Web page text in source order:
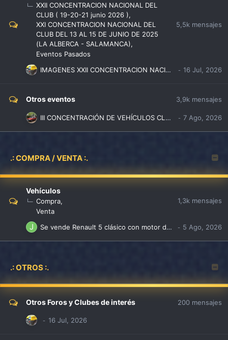
XXII CONCENTRACION NACIONAL DEL
CLUB ( 19-20-21 junio 2026 )
XXI CONCENTRACION NACIONAL DEL
CLUB DEL 13 AL 15 DE JUNIO DE 2025
(LA ALBERCA - SALAMANCA)
Eventos Pasados
5,5k mensajes
IMAGENES XXII CONCENTRACION NACIONAL DEL CLUB CLASICOS RENAULT 3-4-5-6-7
Otros eventos 3,9k mensajes
III CONCENTRACIÓN DE VEHÍCULOS CLÁSICOS – MUNGUIA – VIZCAYA ( 09-08-2026 )
.: COMPRA / VENTA :.
Vehículos
Compra
Venta
1,3k mensajes
Se vende Renault 5 clásico con motor de 956 cc
.: OTROS :.
Otros Foros y Clubes de interés 200 mensajes